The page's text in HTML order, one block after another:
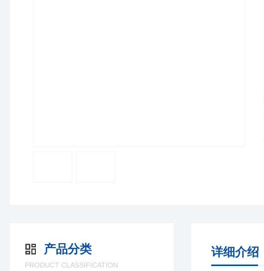
产品分类
PRODUCT CLASSIFICATION
详细介绍